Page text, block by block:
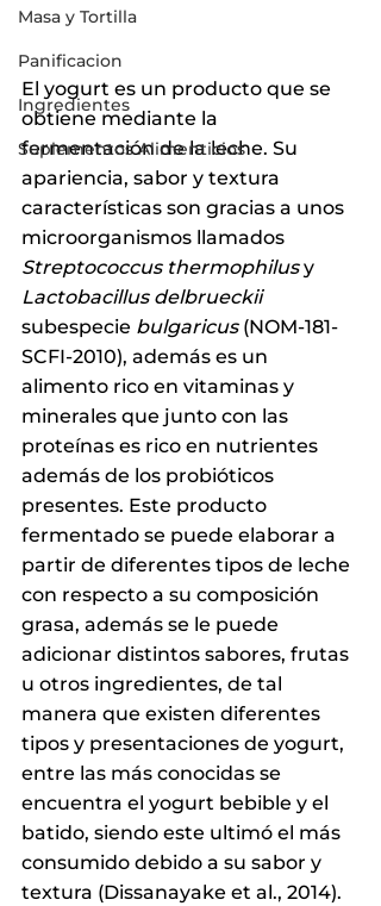
Masa y Tortilla
Panificacion
Ingredientes
Suplementos Alimenticios
El yogurt es un producto que se
obtiene mediante la
fermentación de la leche. Su
apariencia, sabor y textura
características son gracias a unos
microorganismos llamados
Streptococcus thermophilus y
Lactobacillus delbrueckii
subespecie bulgaricus (NOM-181-
SCFI-2010), además es un
alimento rico en vitaminas y
minerales que junto con las
proteínas es rico en nutrientes
además de los probióticos
presentes. Este producto
fermentado se puede elaborar a
partir de diferentes tipos de leche
con respecto a su composición
grasa, además se le puede
adicionar distintos sabores, frutas
u otros ingredientes, de tal
manera que existen diferentes
tipos y presentaciones de yogurt,
entre las más conocidas se
encuentra el yogurt bebible y el
batido, siendo este ultimó el más
consumido debido a su sabor y
textura (Dissanayake et al., 2014).